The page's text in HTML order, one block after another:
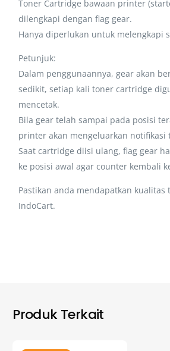
Toner Cartridge bawaan printer
dilengkapi dengan flag gear.
Hanya diperlukan untuk melengkapi
Petunjuk:
Dalam penggunaannya, gear akan
sedikit, setiap kali toner cartridge
mencetak.
Bila gear telah sampai pada posisi
printer akan mengeluarkan notifikasi
Saat cartridge diisi ulang, flag gear
ke posisi awal agar counter kembali
Pastikan anda mendapatkan kualitas
IndoCart.
Produk Terkait